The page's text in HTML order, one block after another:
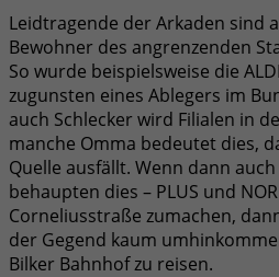
Leidtragende der Arkaden sind
Bewohner des angrenzenden
So wurde beispielsweise die
zugunsten eines Ablegers im
auch Schlecker wird Filialen in
manche Omma bedeutet dies,
Quelle ausfällt. Wenn dann
behaupten dies – PLUS und
Corneliusstraße zumachen,
der Gegend kaum
Bilker Bahnhof zu reisen.